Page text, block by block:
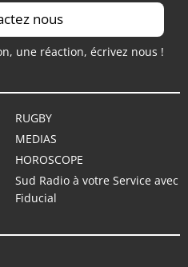
nous
une réaction, écrivez nous !
RUGBY
MEDIAS
HOROSCOPE
Sud Radio à votre Service avec
Fiducial